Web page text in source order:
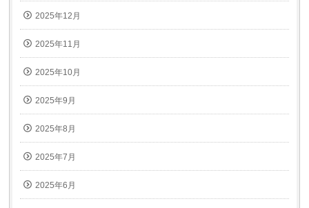
2025年12月
2025年11月
2025年10月
2025年9月
2025年8月
2025年7月
2025年6月